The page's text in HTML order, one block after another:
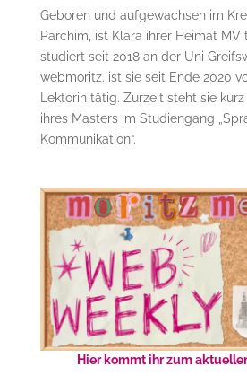
Geboren und aufgewachsen im
Parchim, ist Klara ihrer Heimat
studiert seit 2018 an der Uni
webmoritz. ist sie seit Ende 2020
Lektorin tätig. Zurzeit steht sie
ihres Masters im Studiengang
Kommunikation“.
Hier kommt ihr zum